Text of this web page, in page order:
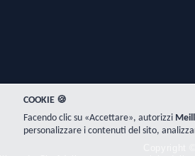
COOKIE 🍪
Facendo clic su «Accettare», autorizzi
personalizzare i contenuti del sito,